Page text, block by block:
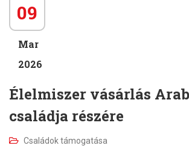
09
Mar
2026
Élelmiszer vásárlás
családja részére
Családok támogatása